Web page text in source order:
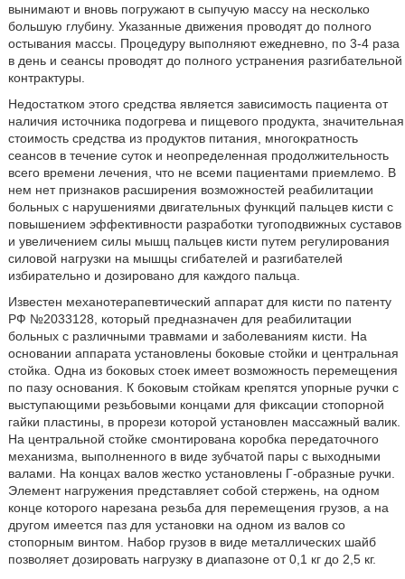
вынимают и вновь погружают в сыпучую массу на несколько
большую глубину. Указанные движения проводят до полного
остывания массы. Процедуру выполняют ежедневно, по 3-4 раза
в день и сеансы проводят до полного устранения разгибательной
контрактуры.
Недостатком этого средства является зависимость пациента от
наличия источника подогрева и пищевого продукта, значительная
стоимость средства из продуктов питания, многократность
сеансов в течение суток и неопределенная продолжительность
всего времени лечения, что не всеми пациентами приемлемо. В
нем нет признаков расширения возможностей реабилитации
больных с нарушениями двигательных функций пальцев кисти с
повышением эффективности разработки тугоподвижных суставов
и увеличением силы мышц пальцев кисти путем регулирования
силовой нагрузки на мышцы сгибателей и разгибателей
избирательно и дозировано для каждого пальца.
Известен механотерапевтический аппарат для кисти по патенту
РФ №2033128, который предназначен для реабилитации
больных с различными травмами и заболеваниям кисти. На
основании аппарата установлены боковые стойки и центральная
стойка. Одна из боковых стоек имеет возможность перемещения
по пазу основания. К боковым стойкам крепятся упорные ручки с
выступающими резьбовыми концами для фиксации стопорной
гайки пластины, в прорези которой установлен массажный валик.
На центральной стойке смонтирована коробка передаточного
механизма, выполненного в виде зубчатой пары с выходными
валами. На концах валов жестко установлены Г-образные ручки.
Элемент нагружения представляет собой стержень, на одном
конце которого нарезана резьба для перемещения грузов, а на
другом имеется паз для установки на одном из валов со
стопорным винтом. Набор грузов в виде металлических шайб
позволяет дозировать нагрузку в диапазоне от 0,1 кг до 2,5 кг.